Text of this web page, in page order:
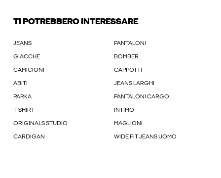
TI POTREBBERO INTERESSARE
JEANS PANTALONI
GIACCHE BOMBER
CAMICIONI CAPPOTTI
ABITI JEANS LARGHI
PARKA PANTALONI CARGO
T-SHIRT INTIMO
ORIGINALS STUDIO MAGLIONI
CARDIGAN WIDE FIT JEANS UOMO